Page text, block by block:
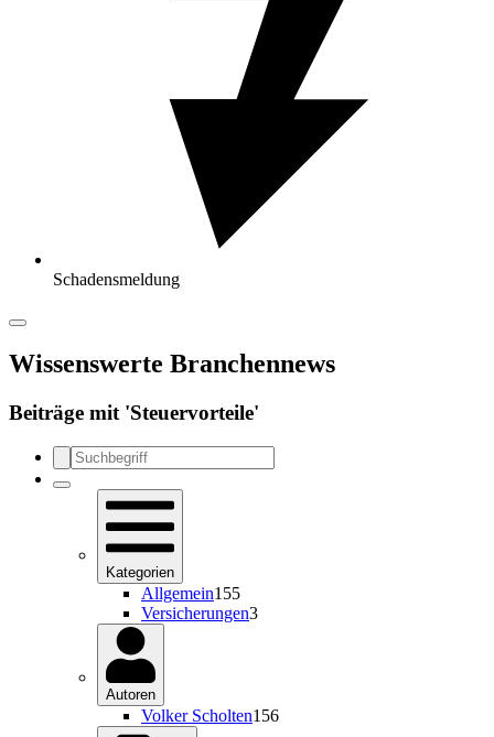
Schadensmeldung
Wissenswerte Branchennews
Beiträge mit 'Steuervorteile'
Kategorien
Allgemein155
Versicherungen3
Autoren
Volker Scholten156